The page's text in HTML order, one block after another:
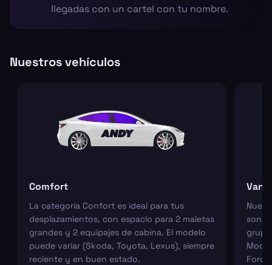
llegadas con un cartel con tu nombre.
Nuestros vehículos
Comfort
La categoría Confort es ideal para tus
desplazamientos, con espacio para 2 maletas
grandes y 2 equipajes de cabina. El modelo
puede variar (Skoda, Toyota, Lexus), siempre
reciente y en buen estado.
Van
son
Ford